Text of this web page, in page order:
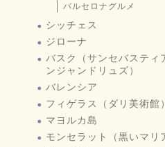
バルセロナグルメ
シッチェス
ジローナ
バスク（サンセバスティ
ンジャンドリュズ）
バレンシア
フィゲラス（ダリ美術館）
マヨルカ島
モンセラット（黒いマリ